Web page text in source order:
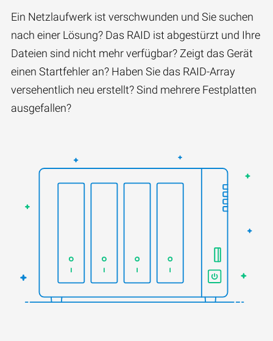
Ein Netzlaufwerk ist verschwunden und Sie suchen
nach einer Lösung? Das RAID ist abgestürzt und Ihre
Dateien sind nicht mehr verfügbar? Zeigt das Gerät
einen Startfehler an? Haben Sie das RAID-Array
versehentlich neu erstellt? Sind mehrere Festplatten
ausgefallen?